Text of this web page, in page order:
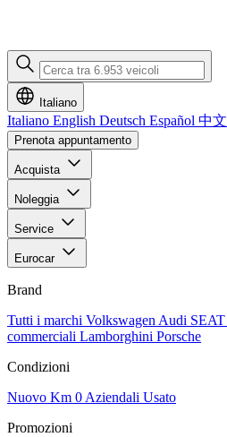
Italiano
Italiano English Deutsch Español 中文
Prenota appuntamento
Acquista
Noleggia
Service
Eurocar
Brand
Tutti i marchi Volkswagen Audi SEAT
commerciali Lamborghini Porsche
Condizioni
Nuovo Km 0 Aziendali Usato
Promozioni